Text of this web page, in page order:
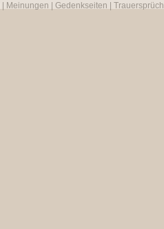
Meinungen Gedenkseiten